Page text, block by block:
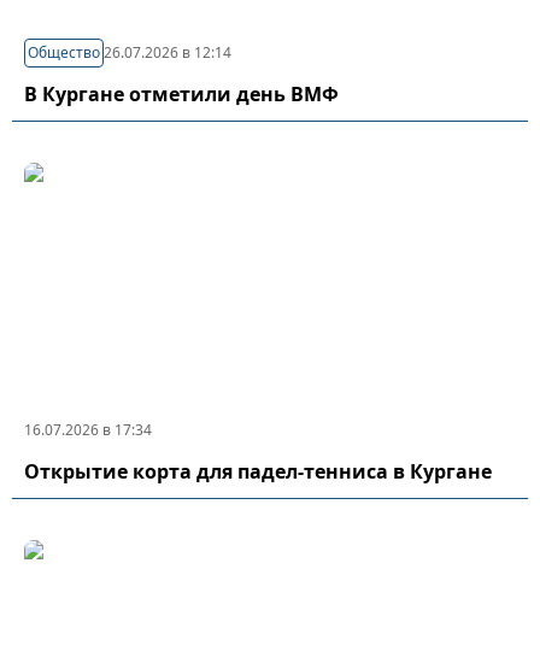
Общество26.07.2026 в 12:14
В Кургане отметили день ВМФ
16.07.2026 в 17:34
Открытие корта для падел-тенниса в Кургане